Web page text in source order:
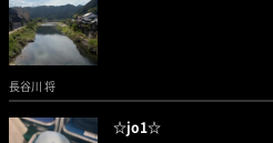
長谷川 将
☆jo1☆